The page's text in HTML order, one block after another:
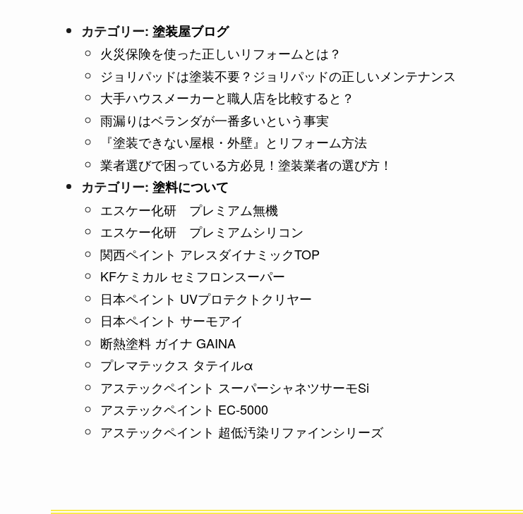
カテゴリー: 塗装屋ブログ
火災保険を使った正しいリフォームとは？
ジョリパッドは塗装不要？ジョリパッドの正しいメンテナンス
大手ハウスメーカーと職人店を比較すると？
雨漏りはベランダが一番多いという事実
『塗装できない屋根・外壁』とリフォーム方法
業者選びで困っている方必見！塗装業者の選び方！
カテゴリー: 塗料について
エスケー化研 プレミアム無機
エスケー化研 プレミアムシリコン
関西ペイント アレスダイナミックTOP
KFケミカル セミフロンスーパー
日本ペイント UVプロテクトクリヤー
日本ペイント サーモアイ
断熱塗料 ガイナ GAINA
プレマテックス タテイルα
アステックペイント スーパーシャネツサーモSi
アステックペイント EC-5000
アステックペイント 超低汚染リファインシリーズ